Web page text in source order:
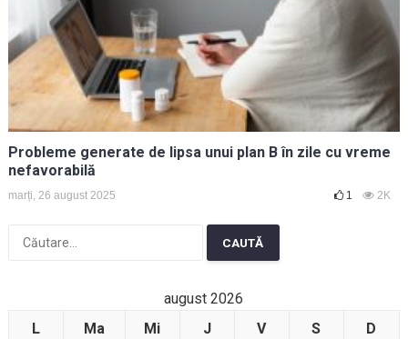
Probleme generate de lipsa unui plan B în zile cu vreme
nefavorabilă
marți, 26 august 2025 1 2K
Caută
august 2026
L
Ma Mi J V S D